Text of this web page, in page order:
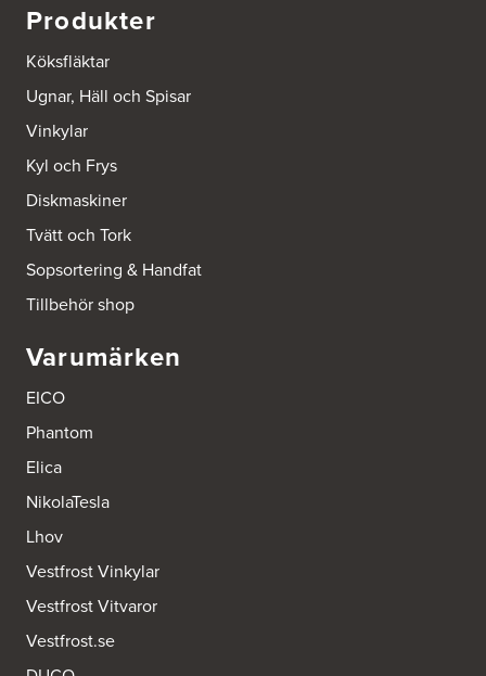
Tel.:0046-333232502
Ballingslöv Göteborg C
Mölndalsvägen 28
412 63 Göteborg
Tel.:0046-31757500
http://www.ballingslov.se
Ballingslöv Hässleholm
Stoby Måleri AB
Tel.:0046-725286480
Okvägen 6
Stoby Måleri AB
281 51 Hässleholm
http://www.ballingslov.se
Ballingslöv Jönköping
553 03 Jönköping
http://www.ballingslov.se
Produkter
Köksfläktar
Ugnar, Häll och Spisar
Vinkylar
Kyl och Frys
Diskmaskiner
Tvätt och Tork
Sopsortering & Handfat
Tillbehör shop
Varumärken
EICO
Phantom
Elica
NikolaTesla
Lhov
Vestfrost Vinkylar
Vestfrost Vitvaror
Vestfrost.se